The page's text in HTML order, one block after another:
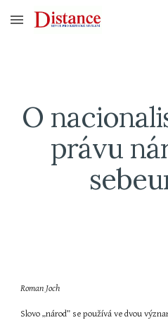
Skip to main content
O
právu
Roman Joch
Slovo „národ” se používá ve dvou